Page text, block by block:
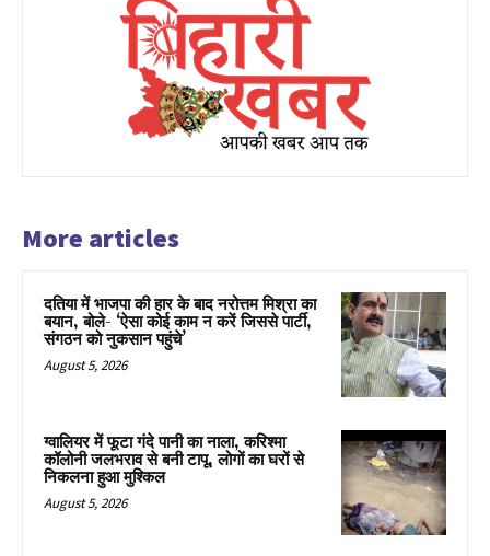
More articles
दतिया में भाजपा की हार के बाद नरोत्तम मिश्रा का
बयान, बोले- ‘ऐसा कोई काम न करें जिससे पार्टी,
संगठन को नुकसान पहुंचे’
August 5, 2026
ग्वालियर में फूटा गंदे पानी का नाला, करिश्मा
कॉलोनी जलभराव से बनी टापू, लोगों का घरों से
निकलना हुआ मुश्किल
August 5, 2026